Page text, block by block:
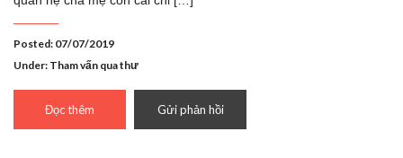
Posted: 07/07/2019
Under: Tham vấn qua thư
Đọc thêm Gửi phản hồi